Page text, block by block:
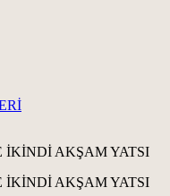
İKİNDİ AKŞAMYATSI
İKİNDİ AKŞAMYATSI